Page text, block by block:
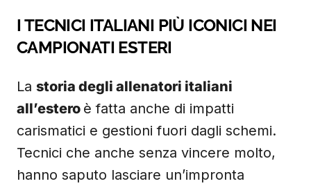
I TECNICI ITALIANI PIÙ ICONICI NEI
CAMPIONATI ESTERI
La storia degli allenatori italiani
all’estero è fatta anche di impatti
carismatici e gestioni fuori dagli schemi.
Tecnici che anche senza vincere molto,
hanno saputo lasciare un’impronta